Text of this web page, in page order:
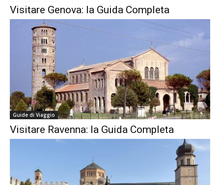
Visitare Genova: la Guida Completa
Guide di Viaggio
Visitare Ravenna: la Guida Completa